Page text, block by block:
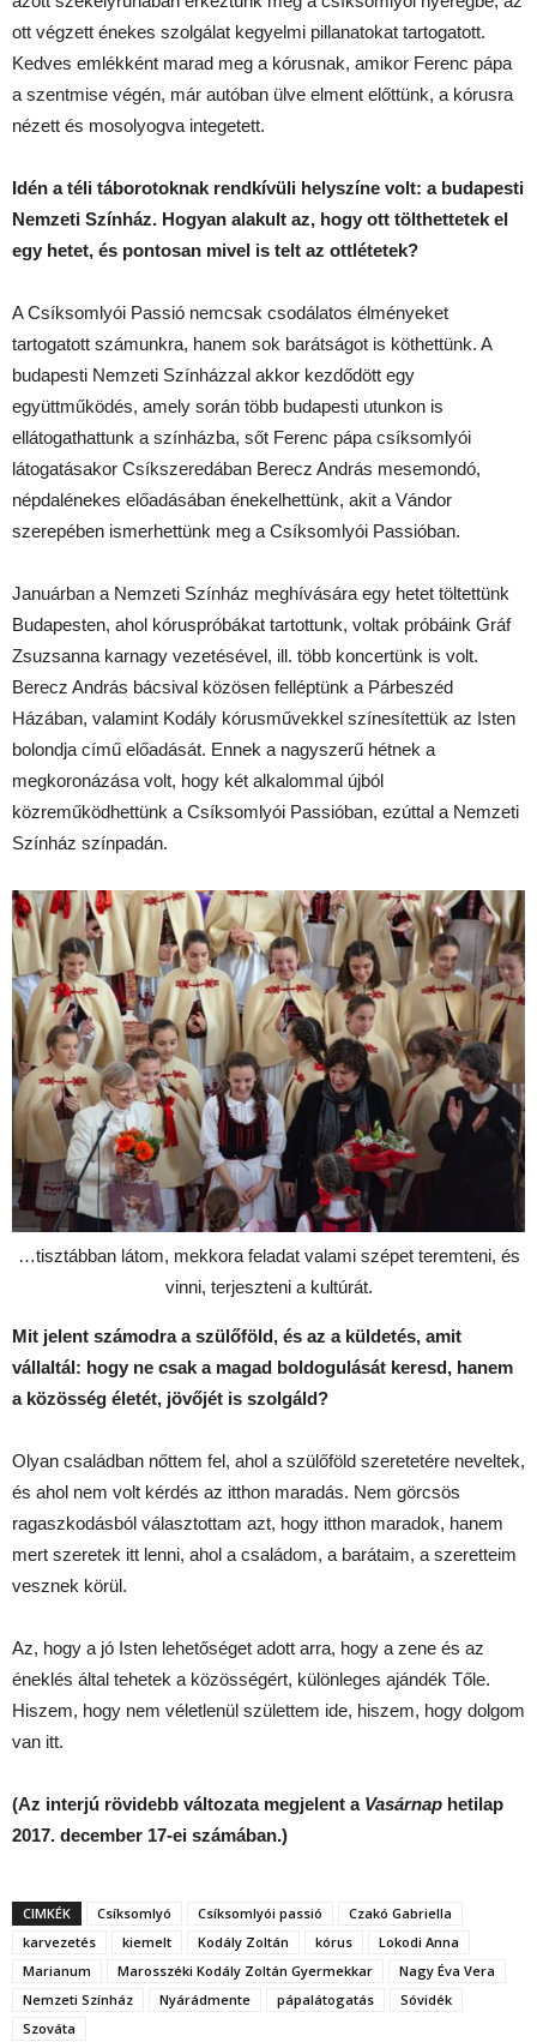
ott végzett énekes szolgálat kegyelmi pillanatokat tartogatott.
Kedves emlékként marad meg a kórusnak, amikor Ferenc pápa
a szentmise végén, már autóban ülve elment előttünk, a kórusra
nézett és mosolyogva integetett.
Idén a téli táborotoknak rendkívüli helyszíne volt: a budapesti
Nemzeti Színház. Hogyan alakult az, hogy ott tölthettetek el
egy hetet, és pontosan mivel is telt az ottlétetek?
A Csíksomlyói Passió nemcsak csodálatos élményeket
tartogatott számunkra, hanem sok barátságot is köthettünk. A
budapesti Nemzeti Színházzal akkor kezdődött egy
együttműködés, amely során több budapesti utunkon is
ellátogathattunk a színházba, sőt Ferenc pápa csíksomlyói
látogatásakor Csíkszeredában Berecz András mesemondó,
népdalénekes előadásában énekelhettünk, akit a Vándor
szerepében ismerhettünk meg a Csíksomlyói Passióban.
Januárban a Nemzeti Színház meghívására egy hetet töltettünk
Budapesten, ahol kóruspróbákat tartottunk, voltak próbáink Gráf
Zsuzsanna karnagy vezetésével, ill. több koncertünk is volt.
Berecz András bácsival közösen felléptünk a Párbeszéd
Házában, valamint Kodály kórusművekkel színesítettük az Isten
bolondja című előadását. Ennek a nagyszerű hétnek a
megkoronázása volt, hogy két alkalommal újból
közreműködhettünk a Csíksomlyói Passióban, ezúttal a Nemzeti
Színház színpadán.
…tisztábban látom, mekkora feladat valami szépet teremteni, és
vinni, terjeszteni a kultúrát.
Mit jelent számodra a szülőföld, és az a küldetés, amit
vállaltál: hogy ne csak a magad boldogulását keresd, hanem
a közösség életét, jövőjét is szolgáld?
Olyan családban nőttem fel, ahol a szülőföld szeretetére neveltek,
és ahol nem volt kérdés az itthon maradás. Nem görcsös
ragaszkodásból választottam azt, hogy itthon maradok, hanem
mert szeretek itt lenni, ahol a családom, a barátaim, a szeretteim
vesznek körül.
Az, hogy a jó Isten lehetőséget adott arra, hogy a zene és az
éneklés által tehetek a közösségért, különleges ajándék Tőle.
Hiszem, hogy nem véletlenül születtem ide, hiszem, hogy dolgom
van itt.
(Az interjú rövidebb változata megjelent a Vasárnap hetilap
2017. december 17-ei számában.)
CIMKÉK Csíksomlyó Csíksomlyói passió
Czakó Gabriella
karvezetés
kiemelt Kodály Zoltán kórus
Lokodi Anna
Marianum
Marosszéki Kodály Zoltán Gyermekkar
Nagy Éva Vera
Nemzeti Színház
Nyárádmente pápalátogatás
Sóvidék
Szováta